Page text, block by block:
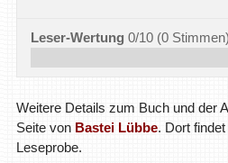
Leser-Wertung 0/10 (0Stimmen)
Weitere Details zum Buch und der
Seite von Bastei Lübbe. Dort
Leseprobe.